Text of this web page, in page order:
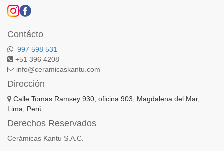
Contácto
997 598 531
+51 396 4208
info@ceramicaskantu.com
Dirección
Calle Tomas Ramsey 930, oficina 903, Magdalena del Mar,
Lima, Perú
Derechos Reservados
Cerámicas Kantu S.A.C.